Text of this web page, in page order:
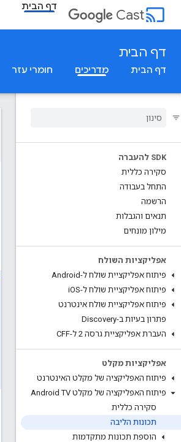
cast
Cast
דף הבית
דף הבית
דף הבית מדריכים חומרי עזר
SDK להעברה
סקירה כללית
התחל בעבודה
הרשמה
תנאים והגבלות
מילון מונחים
אפליקציות השולח
פיתוח אפליקציית שולח ל-Android
פיתוח אפליקציית שולח ל-iOS
פיתוח אפליקציית שולח אינטרנט
פתרון בעיות ב-Discovery
העברת אפליקציית גרסה 2 ל-CFF
אפליקציות מקלט
פיתוח האפליקציה של מקלט האינטרנט
פיתוח האפליקציה של מקלט Android TV
סקירה כללית
תכונות הליבה
הוספת תכונות מתקדמות